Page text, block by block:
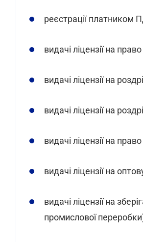
реєстрації платником
видачі ліцензії на
видачі ліцензії на
видачі ліцензії на
видачі ліцензії на
видачі ліцензії на
видачі ліцензії на
промислової